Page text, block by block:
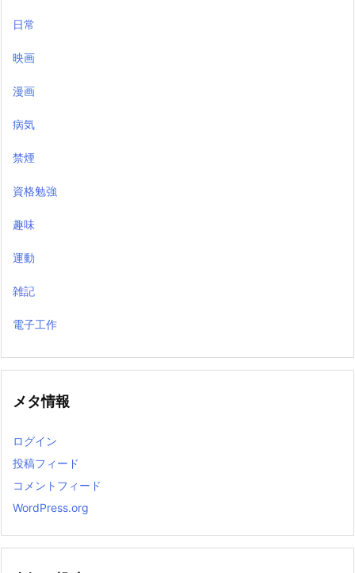
日常
映画
漫画
病気
禁煙
資格勉強
趣味
運動
雑記
電子工作
メタ情報
ログイン
投稿フィード
コメントフィード
WordPress.org